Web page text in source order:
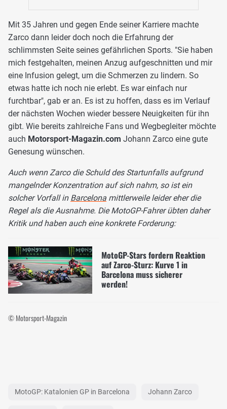
Mit 35 Jahren und gegen Ende seiner Karriere machte
Zarco dann leider doch noch die Erfahrung der
schlimmsten Seite seines gefährlichen Sports. "Sie haben
mich festgehalten, meinen Anzug aufgeschnitten und mir
eine Infusion gelegt, um die Schmerzen zu lindern. So
etwas hatte ich noch nie erlebt. Es war einfach nur
furchtbar", gab er an. Es ist zu hoffen, dass es im Verlauf
der nächsten Wochen wieder bessere Neuigkeiten für ihn
gibt. Wie bereits zahlreiche Fans und Wegbegleiter möchte
auch Motorsport-Magazin.com Johann Zarco eine gute
Genesung wünschen.
Auch wenn Zarco die Schuld des Startunfalls aufgrund
mangelnder Konzentration auf sich nahm, so ist ein
solcher Vorfall in Barcelona mittlerweile leider eher die
Regel als die Ausnahme. Die MotoGP-Fahrer übten daher
Kritik und haben auch eine konkrete Forderung:
MotoGP-Stars fordern Reaktion
auf Zarco-Sturz: Kurve 1 in
Barcelona muss sicherer
werden!
© Motorsport-Magazin
MotoGP: Katalonien GP in Barcelona Johann Zarco